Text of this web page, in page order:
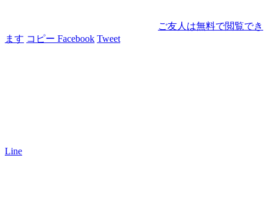
ご友人は無料で閲覧でき
ます コピー Facebook Tweet
Line